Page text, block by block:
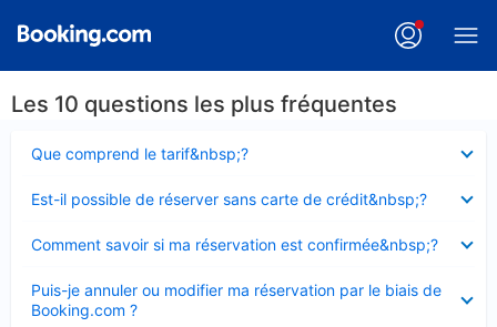
Les 10 questions les plus fréquentes
Que comprend le tarif&nbsp;?
fermé
Est-il possible de réserver sans carte de crédit&nbsp;?
fermé
Comment savoir si ma réservation est confirmée&nbsp;?
fermé
Puis-je annuler ou modifier ma réservation par le biais de
Booking.com ?
fermé